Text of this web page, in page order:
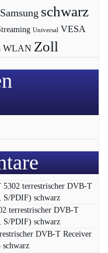
Samsung schwarz
Universal VESA
WLAN Zoll
5302 terrestrischer DVB-T
PDIF) schwarz
terrestrischer DVB-T
PDIF) schwarz
DVB-T Receiver